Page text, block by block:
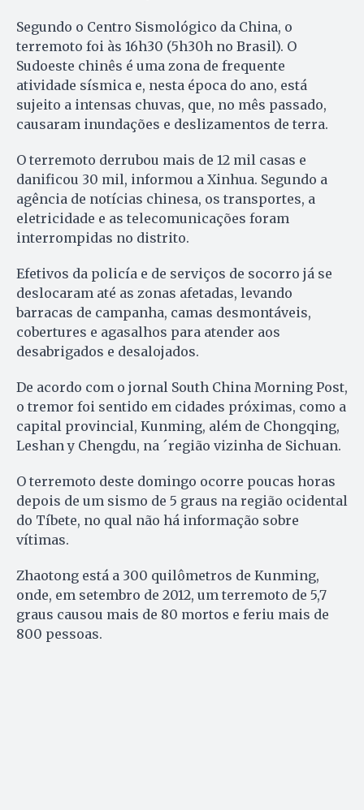
Segundo o Centro Sismológico da China, o
terremoto foi às 16h30 (5h30h no Brasil). O
Sudoeste chinês é uma zona de frequente
atividade sísmica e, nesta época do ano, está
sujeito a intensas chuvas, que, no mês passado,
causaram inundações e deslizamentos de terra.
O terremoto derrubou mais de 12 mil casas e
danificou 30 mil, informou a Xinhua. Segundo a
agência de notícias chinesa, os transportes, a
eletricidade e as telecomunicações foram
interrompidas no distrito.
Efetivos da policía e de serviços de socorro já se
deslocaram até as zonas afetadas, levando
barracas de campanha, camas desmontáveis,
cobertures e agasalhos para atender aos
desabrigados e desalojados.
De acordo com o jornal South China Morning Post,
o tremor foi sentido em cidades próximas, como a
capital provincial, Kunming, além de Chongqing,
Leshan y Chengdu, na ´região vizinha de Sichuan.
O terremoto deste domingo ocorre poucas horas
depois de um sismo de 5 graus na região ocidental
do Tíbete, no qual não há informação sobre
vítimas.
Zhaotong está a 300 quilômetros de Kunming,
onde, em setembro de 2012, um terremoto de 5,7
graus causou mais de 80 mortos e feriu mais de
800 pessoas.